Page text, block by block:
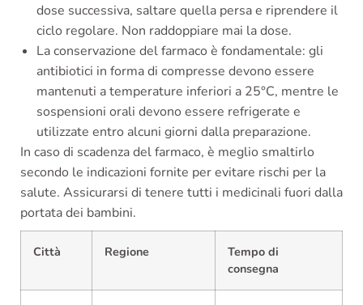
dose successiva, saltare quella persa e riprendere il
ciclo regolare. Non raddoppiare mai la dose.
La conservazione del farmaco è fondamentale: gli
antibiotici in forma di compresse devono essere
mantenuti a temperature inferiori a 25°C, mentre le
sospensioni orali devono essere refrigerate e
utilizzate entro alcuni giorni dalla preparazione.
In caso di scadenza del farmaco, è meglio smaltirlo
secondo le indicazioni fornite per evitare rischi per la
salute. Assicurarsi di tenere tutti i medicinali fuori dalla
portata dei bambini.
Città Regione
Tempo di
consegna